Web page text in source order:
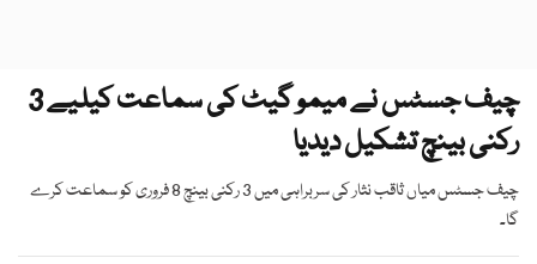
چیف جسٹس نے میمو گیٹ کی سماعت کیلیے 3
رکنی بینچ تشکیل دیدیا
چیف جسٹس میاں ثاقب نثار کی سربراہی میں 3 رکنی بینچ 8 فروری کو سماعت کرے
گا۔